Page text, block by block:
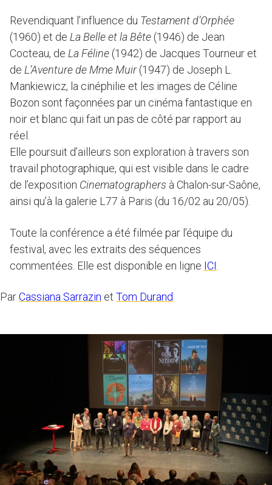
Revendiquant l’influence du Testament d’Orphée
(1960) et de La Belle et la Bête (1946) de Jean
Cocteau, de La Féline (1942) de Jacques Tourneur et
de L’Aventure de Mme Muir(1947) de Joseph L.
Mankiewicz, la cinéphilie et les images de Céline
Bozon sont façonnées par un cinéma fantastique en
noir et blanc qui fait un pas de côté par rapport au
réel.
Elle poursuit d’ailleurs son exploration à travers son
travail photographique, qui est visible dans le cadre
de l’exposition Cinematographers à Chalon-sur-Saône,
ainsi qu’à la galerie L77 à Paris (du 16/02 au 20/05).
Toute la conférence a été filmée par l’équipe du
festival, avec les extraits des séquences
commentées. Elle est disponible en ligne ICI
ParCassiana Sarrazin et Tom Durand